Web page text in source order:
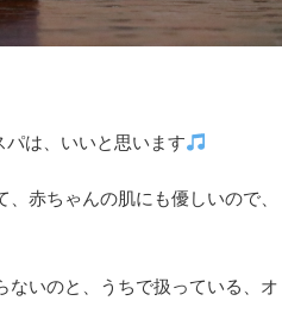
は、いいと思います
赤ちゃんの肌にも優しいので、
いのと、うちで扱っている、オ